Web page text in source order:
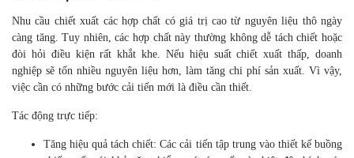
Tối ưu hiệu suất chiết xuất
Nhu cầu chiết xuất các hợp chất có giá trị cao từ nguyên liệu thô
ngày càng tăng. Tuy nhiên, các hợp chất này thường không dễ tách
chiết hoặc đòi hỏi điều kiện rất khắt khe. Nếu hiệu suất chiết xuất
thấp, doanh nghiệp sẽ tốn nhiều nguyên liệu hơn, làm tăng chi phí
thiết.
Tác động trực tiếp: